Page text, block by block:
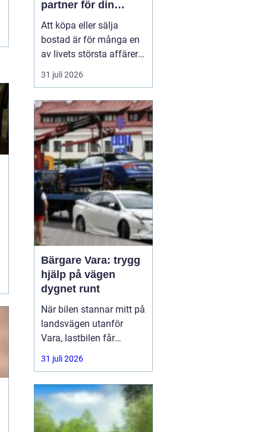
partner för din
bostadsaffär
Att köpa eller sälja
bostad är för många en
av livets största affärer.
Valet
Värnamo påverkar
stressig processen
upplevs. I en marknad
som rör sig snabbt, med
allt från...
31 juli 2026
Bärgare Vara: trygg
hjälp på vägen
dygnet runt
När bilen stannar mitt på
landsvägen utanför
Vara, lastbilen får
punktering i
rusningstrafik eller
på väg genom
Skaraborg är trygg och
snabb hjälp avgörande.
31 juli 2026